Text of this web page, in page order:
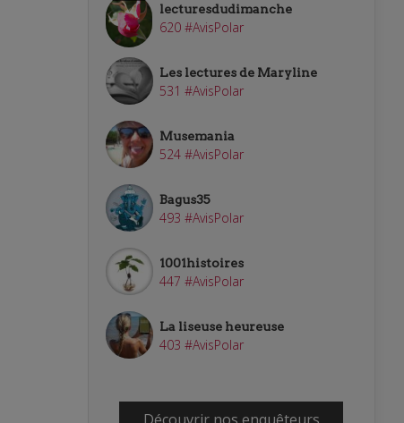
lecturesdudimanche
620 #AvisPolar
Les lectures de Maryline
531 #AvisPolar
Musemania
524 #AvisPolar
Bagus35
493 #AvisPolar
1001histoires
447 #AvisPolar
La liseuse heureuse
403 #AvisPolar